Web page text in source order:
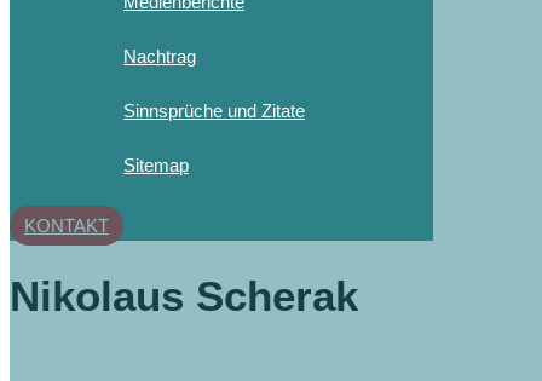
Nachtrag
Sinnsprüche und Zitate
Sitemap
KONTAKT
Nikolaus Scherak